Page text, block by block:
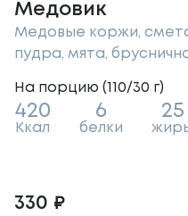
Медовик
Медовые коржи,
пудра, мята,
На порцию (110/30 г)
420
Ккал
6
белки
25
330 ₽